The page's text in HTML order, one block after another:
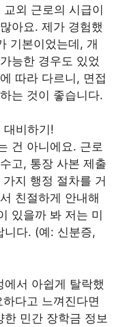
외 근로의 시급이
아요. 제가 경험했
기본이었는데, 개
능한 경우도 있었
따라 다르니, 면접
는 것이 좋습니다.
대비하기!
건 아니에요. 근로
고, 통장 사본 제출
지 행정 절차를 거
친절하게 안내해
있을까 봐 저는 미
니다. (예: 신분증,
서 아쉽게 탈락했
다고 느껴진다면
민간 장학금 정보